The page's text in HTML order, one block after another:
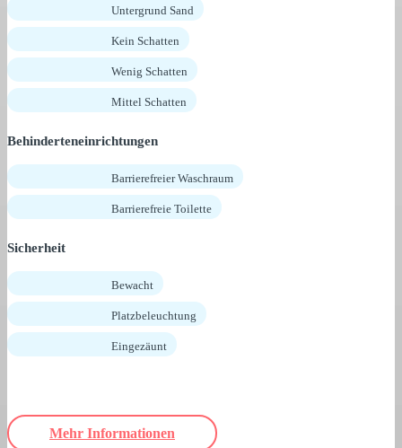
Untergrund Sand
Kein Schatten
Wenig Schatten
Mittel Schatten
Behinderteneinrichtungen
Barrierefreier Waschraum
Barrierefreie Toilette
Sicherheit
Bewacht
Platzbeleuchtung
Eingezäunt
Mehr Informationen